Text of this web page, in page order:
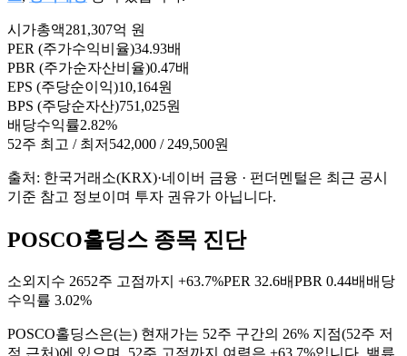
시가총액281,307억 원
PER (주가수익비율)34.93배
PBR (주가순자산비율)0.47배
EPS (주당순이익)10,164원
BPS (주당순자산)751,025원
배당수익률2.82%
52주 최고 / 최저 542,000 / 249,500원
출처: 한국거래소(KRX)·네이버 금융 · 펀더멘털은 최근 공시
기준 참고 정보이며 투자 권유가 아닙니다.
POSCO홀딩스 종목 진단
소외지수 2652주 고점까지 +63.7%PER 32.6배PBR 0.44배 배당
수익률 3.02%
POSCO홀딩스은(는) 현재가는 52주 구간의 26% 지점(52주 저
점 근처)에 있으며, 52주 고점까지 여력은 +63.7%입니다. 밸류